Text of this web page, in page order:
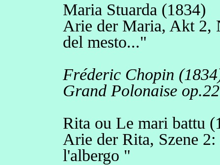
Maria Stuarda (1834)
Arie der Maria, Akt 2,
del mesto..."
Fréderic Chopin
Grand Polonaise op.22
Rita ou Le mari battu
Arie der Rita, Szene
l'albergo "